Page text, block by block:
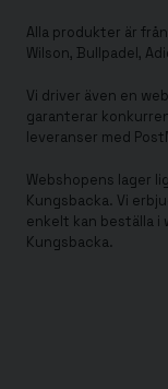
Alla produkter är
Wilson, Bullpadel,
Vi driver även en
garanterar
leveranser med
Webshopens lager
Kungsbacka. Vi
enkelt kan beställa i
Kungsbacka.